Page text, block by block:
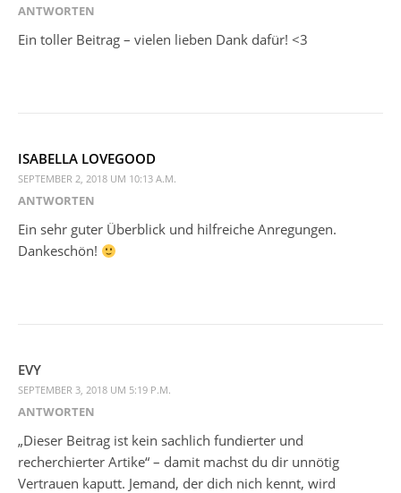
ANTWORTEN
Ein toller Beitrag – vielen lieben Dank dafür! <3
ISABELLA LOVEGOOD
SEPTEMBER 2, 2018 UM 10:13 A.M.
ANTWORTEN
Ein sehr guter Überblick und hilfreiche Anregungen.
Dankeschön!
EVY
SEPTEMBER 3, 2018 UM 5:19 P.M.
ANTWORTEN
„Dieser Beitrag ist kein sachlich fundierter und
recherchierter Artike“ – damit machst du dir unnötig
Vertrauen kaputt. Jemand, der dich nich kennt, wird